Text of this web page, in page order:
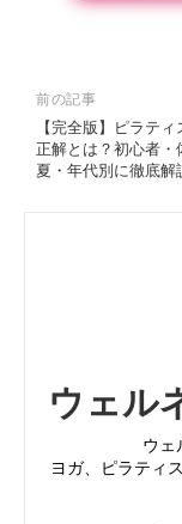
前の記事
【完全版】ピラテ
正解とは？初心者・
夏・年代別に徹底解
ウェル
ウェ
ヨガ、ピラティ